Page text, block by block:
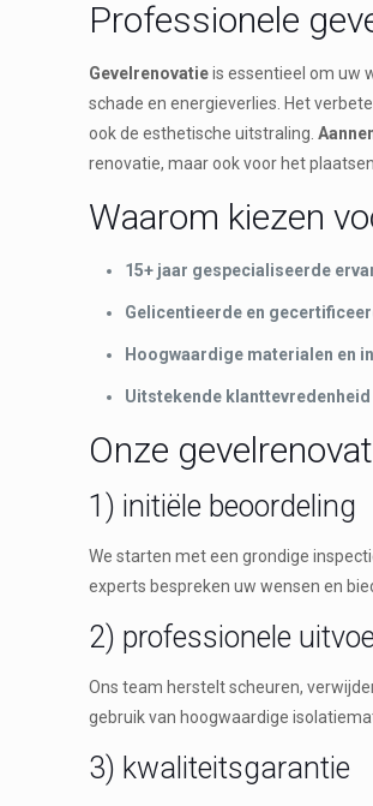
Professionele
Gevelrenovatieis essentieel om uw
schade en energieverlies. Het
ook de esthetische uitstraling.
renovatie, maar ook voor het
Waarom kiezen
15+ jaar gespecialiseerde
Gelicentieerde en
Hoogwaardige materialen en
Uitstekende klanttevredenheid
Onze
1) initiële beoordeling
We starten met een grondige
experts bespreken uw wensen en
2) professionele
Ons team herstelt scheuren,
gebruik van hoogwaardige
3) kwaliteitsgarantie